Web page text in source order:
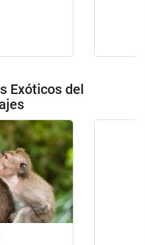
Exóticos del